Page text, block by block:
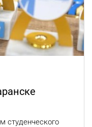
студенческого